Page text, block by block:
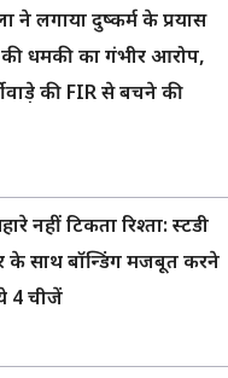
ने लगाया दुष्कर्म के प्रयास
धमकी का गंभीर आरोप,
की FIR से बचने की
नहीं टिकता रिश्ता: स्टडी
के साथ बॉन्डिंग मजबूत करने
4 चीजें